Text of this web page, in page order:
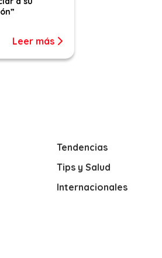
Leer más
Tendencias
Tips y Salud
Internacionales